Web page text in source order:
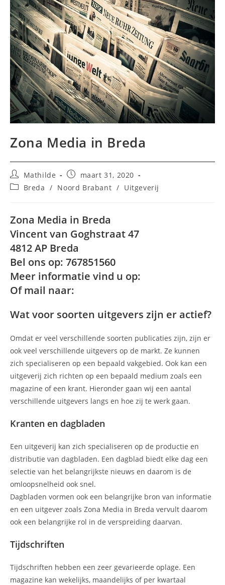
Zona Media in Breda
Bericht
auteur:
Mathilde
Bericht
gepubliceerd
op:
maart 31, 2020
Berichtcategorie:
Breda / Noord Brabant / Uitgeverij
Zona Media in Breda
Vincent van Goghstraat 47
4812 AP Breda
Bel ons op: 767851560
Meer informatie vind u op:
Of mail naar:
Wat voor soorten uitgevers zijn er actief?
Omdat er veel verschillende soorten publicaties zijn, zijn er
ook veel verschillende uitgevers op de markt. Ze kunnen
zich specialiseren op een bepaald vakgebied. Ook kan een
uitgeverij zich richten op een bepaald medium zoals een
magazine of een krant. Hieronder gaan wij een aantal
verschillende uitgevers langs en hoe zij te werk gaan.
Kranten en dagbladen
Een uitgeverij kan zich specialiseren op de productie en
distributie van dagbladen. Een dagblad biedt elke dag een
selectie van het belangrijkste nieuws en daarom is de
omloopsnelheid ook snel.
Dagbladen vormen ook een belangrijke bron van informatie
en een uitgever zoals Zona Media in Breda vervult daarom
ook een belangrijke rol in de verspreiding daarvan.
Tijdschriften
Tijdschriften hebben een zeer gevarieerde oplage. Een
magazine kan wekelijks, maandelijks of per kwartaal